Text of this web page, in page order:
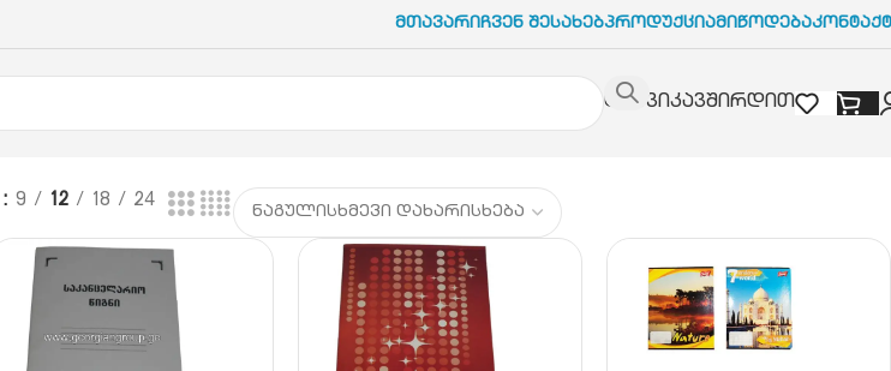
ᲛთავარიᲩვენ ᲨესახებᲞროდუქციაᲛიწოდება
დაგვიკავშირდით
9 12 18 24